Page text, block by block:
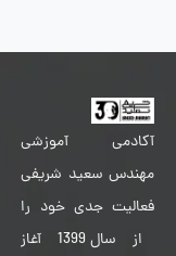
آکادمی آموزشی
مهندس سعید شریفی
فعالیت جدی خود را
از سال 1399 آغاز